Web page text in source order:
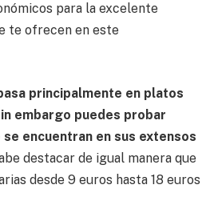
para la excelente
te ofrecen en este
principalmente en platos
embargo puedes probar
encuentran en sus extensos
destacar de igual manera que
desde 9 euros hasta 18 euros